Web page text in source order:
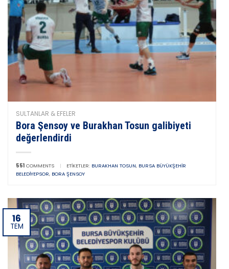
SULTANLAR & EFELER
Bora Şensoy ve Burakhan Tosun galibiyeti
değerlendirdi
551 COMMENTS | ETIKETLER: BURAKHAN TOSUN, BURSA BÜYÜKŞEHIR
BELEDIYEPSOR, BORA ŞENSOY
16
TEM